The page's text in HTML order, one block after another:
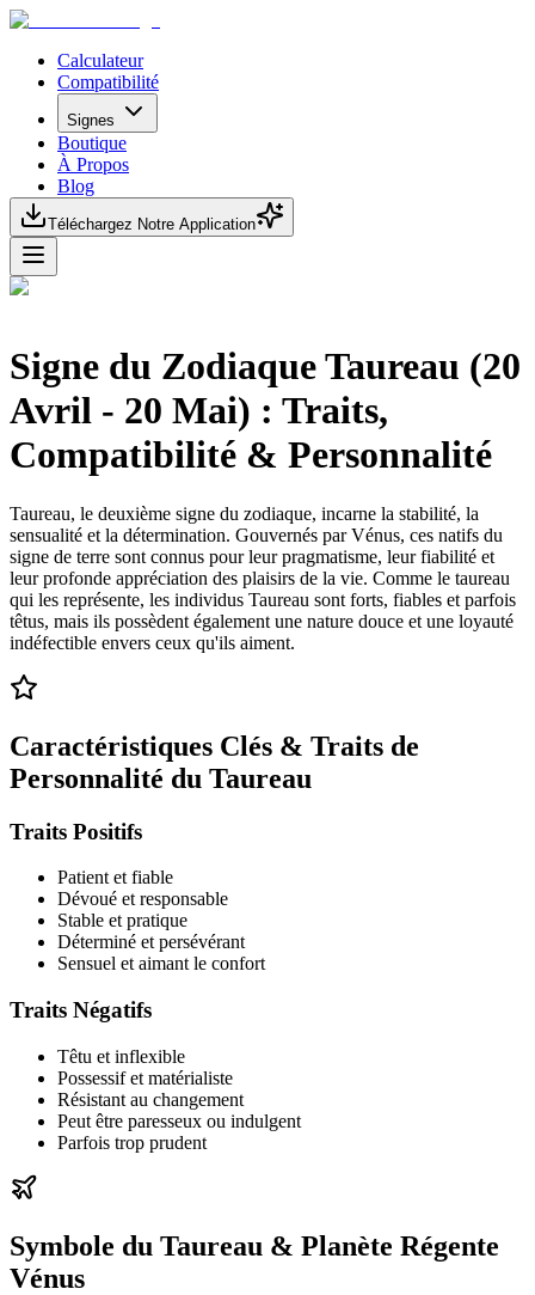
Calculateur
Compatibilité
Signes
Boutique
À Propos
Blog
Téléchargez Notre Application
Signe du Zodiaque Taureau (20
Avril - 20 Mai) : Traits,
Compatibilité & Personnalité
Taureau, le deuxième signe du zodiaque, incarne la stabilité, la
sensualité et la détermination. Gouvernés par Vénus, ces natifs du
signe de terre sont connus pour leur pragmatisme, leur fiabilité et
leur profonde appréciation des plaisirs de la vie. Comme le taureau
qui les représente, les individus Taureau sont forts, fiables et parfois
têtus, mais ils possèdent également une nature douce et une loyauté
indéfectible envers ceux qu'ils aiment.
Caractéristiques Clés & Traits de
Personnalité du Taureau
Traits Positifs
Patient et fiable
Dévoué et responsable
Stable et pratique
Déterminé et persévérant
Sensuel et aimant le confort
Traits Négatifs
Têtu et inflexible
Possessif et matérialiste
Résistant au changement
Peut être paresseux ou indulgent
Parfois trop prudent
Symbole du Taureau & Planète Régente
Vénus